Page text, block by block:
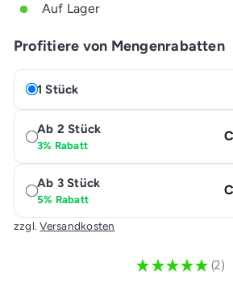
Auf Lager
Profitiere von Mengenrabatten
1 Stück
Ab 2 Stück
3% Rabatt
Ab 3 Stück
5% Rabatt
zzgl.Versandkosten
★ ★ ★ ★ ★ 2
2